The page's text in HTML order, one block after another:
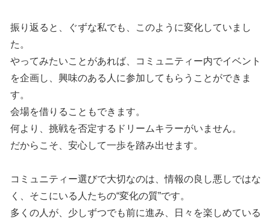
振り返ると、ぐずな私でも、このように変化していまし
た。
やってみたいことがあれば、コミュニティー内でイベント
を企画し、興味のある人に参加してもらうことができま
す。
会場を借りることもできます。
何より、挑戦を否定するドリームキラーがいません。
だからこそ、安心して一歩を踏み出せます。
コミュニティー選びで大切なのは、情報の良し悪しではな
く、そこにいる人たちの“変化の質”です。
多くの人が、少しずつでも前に進み、日々を楽しめている